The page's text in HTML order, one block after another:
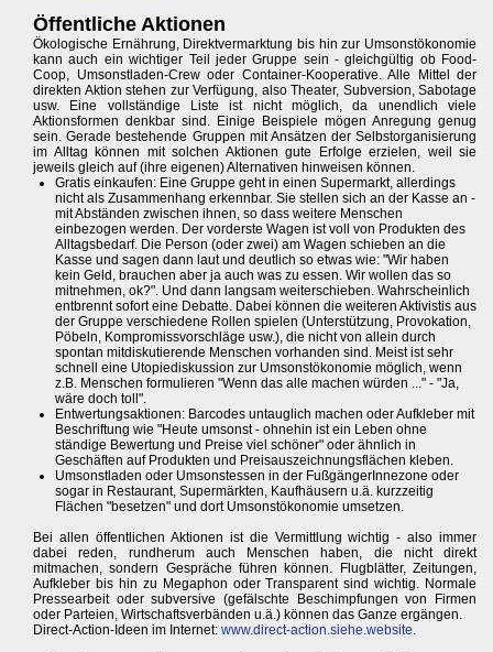
Öffentliche Aktionen
Ökologische Ernährung, Direktvermarktung bis hin zur Umsonstökonomie
kann auch ein wichtiger Teil jeder Gruppe sein - gleichgültig ob Food-
Coop, Umsonstladen-Crew oder Container-Kooperative. Alle Mittel der
direkten Aktion stehen zur Verfügung, also Theater, Subversion, Sabotage
usw. Eine vollständige Liste ist nicht möglich, da unendlich viele
Aktionsformen denkbar sind. Einige Beispiele mögen Anregung genug
sein. Gerade bestehende Gruppen mit Ansätzen der Selbstorganisierung
im Alltag können mit solchen Aktionen gute Erfolge erzielen, weil sie
jeweils gleich auf (ihre eigenen) Alternativen hinweisen können.
Gratis einkaufen: Eine Gruppe geht in einen Supermarkt, allerdings
nicht als Zusammenhang erkennbar. Sie stellen sich an der Kasse an -
mit Abständen zwischen ihnen, so dass weitere Menschen
einbezogen werden. Der vorderste Wagen ist voll von Produkten des
Alltagsbedarf. Die Person (oder zwei) am Wagen schieben an die
Kasse und sagen dann laut und deutlich so etwas wie: "Wir haben
kein Geld, brauchen aber ja auch was zu essen. Wir wollen das so
mitnehmen, ok?". Und dann langsam weiterschieben. Wahrscheinlich
entbrennt sofort eine Debatte. Dabei können die weiteren Aktivistis aus
der Gruppe verschiedene Rollen spielen (Unterstützung, Provokation,
Pöbeln, Kompromissvorschläge usw.), die nicht von allein durch
spontan mitdiskutierende Menschen vorhanden sind. Meist ist sehr
schnell eine Utopiediskussion zur Umsonstökonomie möglich, wenn
z.B. Menschen formulieren "Wenn das alle machen würden ..." - "Ja,
wäre doch toll".
Entwertungsaktionen: Barcodes untauglich machen oder Aufkleber mit
Beschriftung wie "Heute umsonst - ohnehin ist ein Leben ohne
ständige Bewertung und Preise viel schöner" oder ähnlich in
Geschäften auf Produkten und Preisauszeichnungsflächen kleben.
Umsonstladen oder Umsonstessen in der FußgängerInnezone oder
sogar in Restaurant, Supermärkten, Kaufhäusern u.ä. kurzzeitig
Flächen "besetzen" und dort Umsonstökonomie umsetzen.
Bei allen öffentlichen Aktionen ist die Vermittlung wichtig - also immer
dabei reden, rundherum auch Menschen haben, die nicht direkt
mitmachen, sondern Gespräche führen können. Flugblätter, Zeitungen,
Aufkleber bis hin zu Megaphon oder Transparent sind wichtig. Normale
Pressearbeit oder subversive (gefälschte Beschimpfungen von Firmen
oder Parteien, Wirtschaftsverbänden u.ä.) können das Ganze ergängen.
Direct-Action-Ideen im Internet: www.direct-action.siehe.website.